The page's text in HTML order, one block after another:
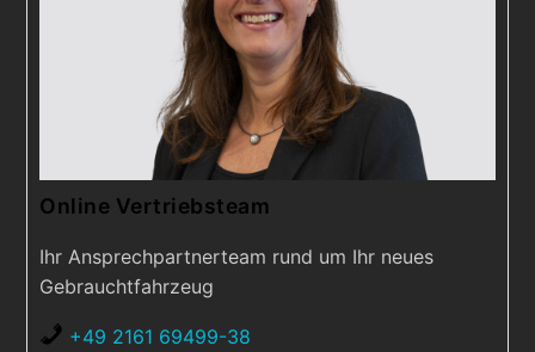
Online Vertriebsteam
Ihr Ansprechpartnerteam rund um Ihr neues
Gebrauchtfahrzeug
+49 2161 69499-38